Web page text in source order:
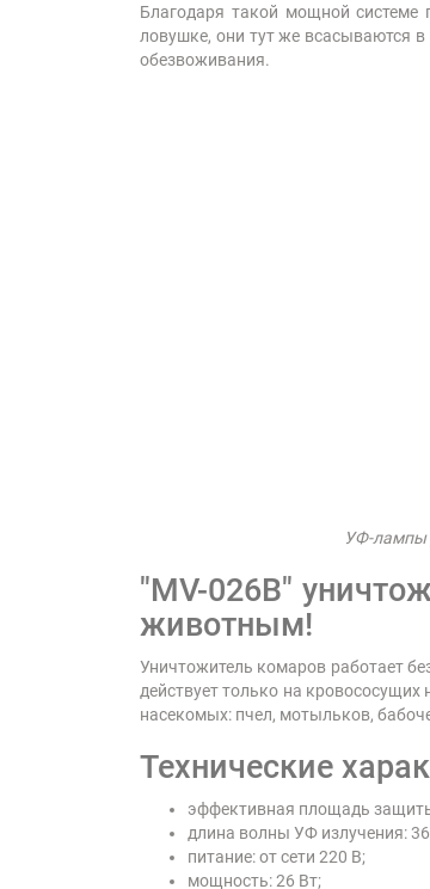
Благодаря такой мощной
ловушке, они тут же всасываются
обезвоживания.
УФ-лампы
"MV-026B"
животным!
Уничтожитель комаров работает
действует только на
насекомых: пчел, мотыльков,
Технические
эффективная площадь
длина волны УФ излучения:
питание: от сети 220 В;
мощность: 26 Вт;